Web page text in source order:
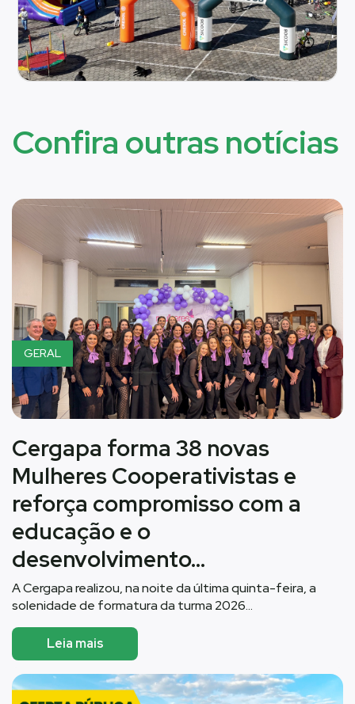
Confira outras notícias
GERAL
Cergapa forma 38 novas
Mulheres Cooperativistas e
reforça compromisso com a
educação e o
desenvolvimento…
A Cergapa realizou, na noite da última quinta-feira, a
solenidade de formatura da turma 2026…
Leia mais